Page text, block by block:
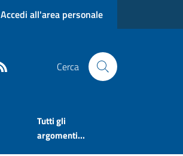
Accedi all'area personale
Cerca
Tutti gli
argomenti...